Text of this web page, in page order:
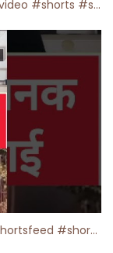
पुलिस और गौकशी आरोपियों में मुठभेड़ ! #shortvideo #shorts #shortsfeed
होतक में अचानक आग लगने से मचा हड़कंप ! #shortsfeed #shorts #viralshorts